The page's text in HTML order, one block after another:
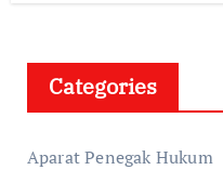
Categories
Aparat Penegak Hukum